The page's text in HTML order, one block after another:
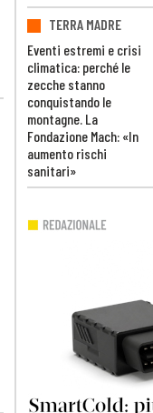
TERRA MADRE
Eventi estremi e crisi
climatica: perché le
zecche stanno
conquistando le
montagne. La
Fondazione Mach: «In
aumento rischi
sanitari»